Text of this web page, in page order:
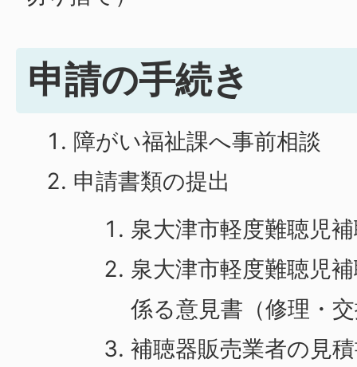
申請の手続き
障がい福祉課へ事前相談
申請書類の提出
泉大津市軽度難聴児
泉大津市軽度難聴児
係る意見書（修理・
補聴器販売業者の見